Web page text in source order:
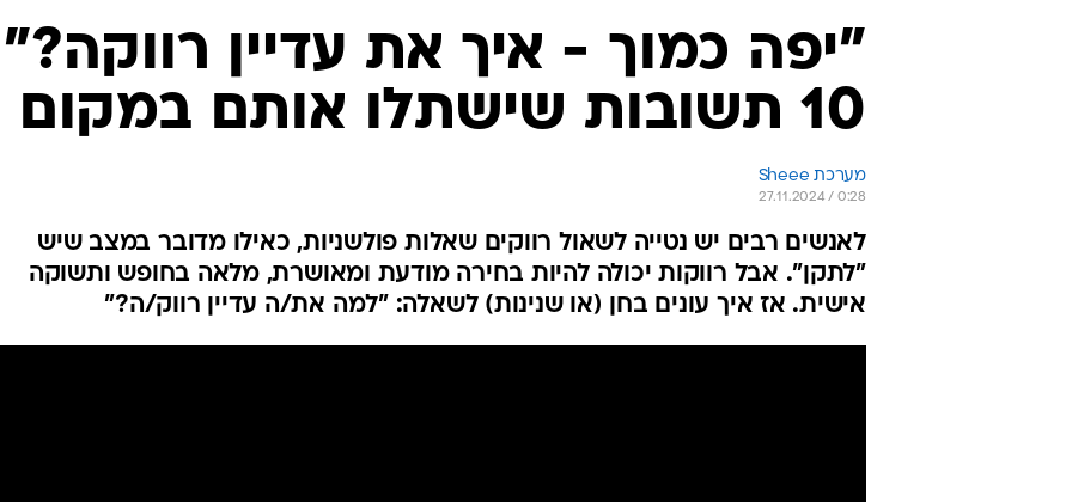
"יפה כמוך - איך את עדיין רווקה?"
10 תשובות שישתלו אותם במקום
מערכת Sheee
27.11.2024 / 0:28
לאנשים רבים יש נטייה לשאול רווקים שאלות פולשניות, כאילו מדובר במצב שיש
"לתקן". אבל רווקות יכולה להיות בחירה מודעת ומאושרת, מלאה בחופש ותשוקה
אישית. אז איך עונים בחן (או שנינות) לשאלה: "למה את/ה עדיין רווק/ה?"